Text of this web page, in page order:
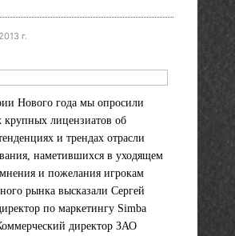
г.
Нового года мы опросили
крупных лицензиатов об
и трендах отрасли
наметившихся в уходящем
и пожелания игрокам
рынка высказали Сергей
по маркетингу Simba
директор ЗАО